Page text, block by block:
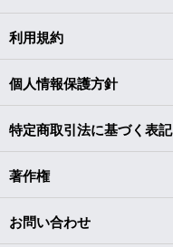
利用規約
個人情報保護方針
特定商取引法に基づく表記
著作権
お問い合わせ